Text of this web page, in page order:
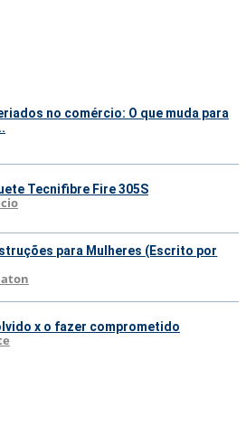
no comércio: O que muda para
Tecnifibre Fire 305S
para Mulheres (Escrito por
x o fazer comprometido